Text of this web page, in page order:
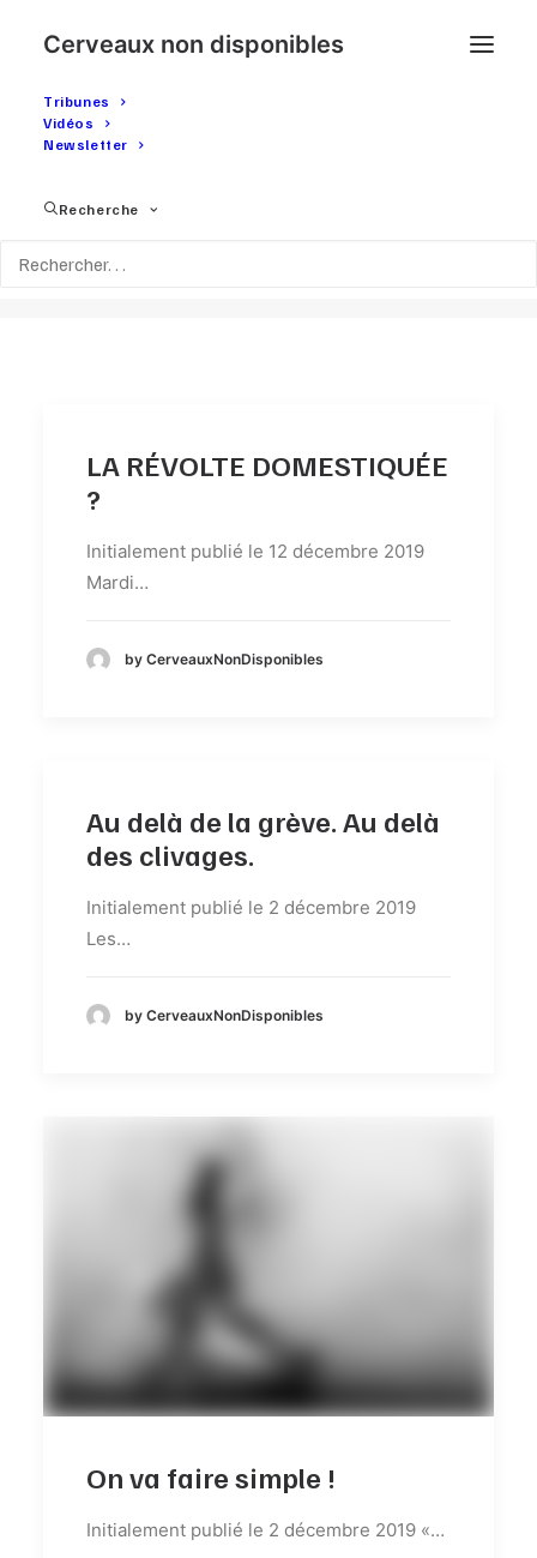
Cerveaux non disponibles
Tribunes
Vidéos
Newsletter
Recherche
LA RÉVOLTE DOMESTIQUÉE
?
Initialement publié le 12 décembre 2019
Mardi…
by CerveauxNonDisponibles
Au delà de la grève. Au delà
des clivages.
Initialement publié le 2 décembre 2019
Les…
by CerveauxNonDisponibles
On va faire simple !
Initialement publié le 2 décembre 2019 «…